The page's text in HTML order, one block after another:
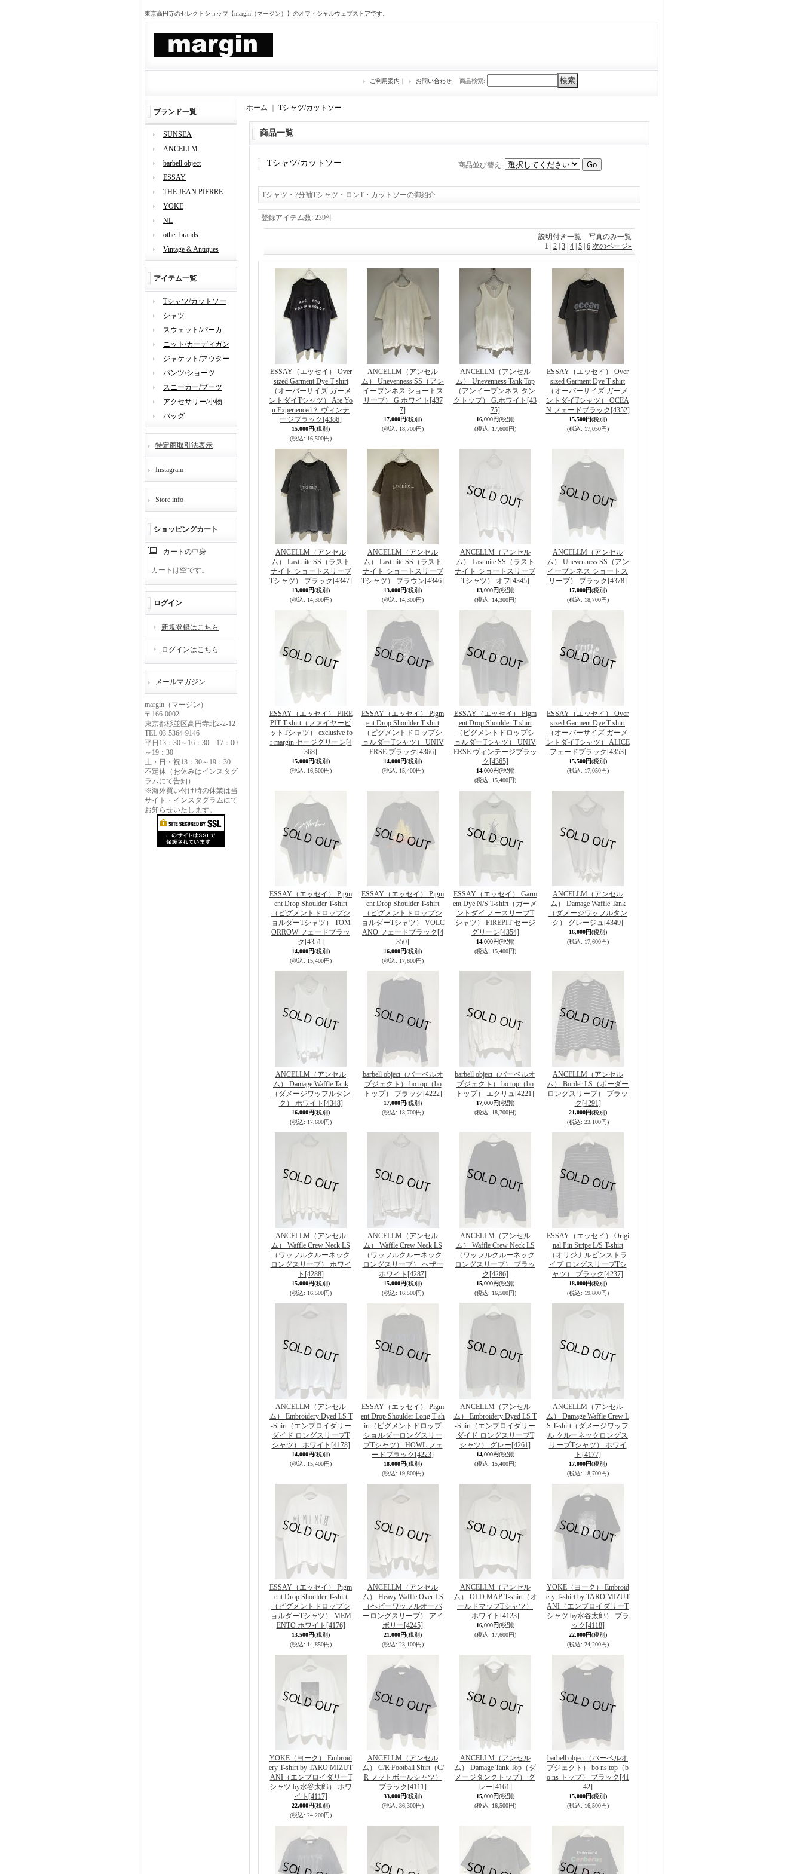
東京高円寺のセレクトショップ【margin（マージン）】のオフィシャルウェブストアです。
ご利用案内 ｜ お問い合わせ 商品検索:
ブランド一覧
SUNSEA
ANCELLM
barbell object
ESSAY
THE JEAN PIERRE
YOKE
NL
other brands
Vintage & Antiques
アイテム一覧
Tシャツ/カットソー
シャツ
スウェット/パーカ
ニット/カーディガン
ジャケット/アウター
パンツ/ショーツ
スニーカー/ブーツ
アクセサリー/小物
バッグ
特定商取引法表示
Instagram
Store info
ショッピングカート
カートの中身
カートは空です。
ログイン
新規登録はこちら
ログインはこちら
メールマガジン
margin（マージン）
〒166-0002
東京都杉並区高円寺北2-2-12
TEL 03-5364-9146
平日13：30～16：30 17：00
～19：30
土・日・祝13：30～19：30
不定休（お休みはインスタグ
ラムにて告知）
※海外買い付け時の休業は当
サイト・インスタグラムにて
お知らせいたします。
ホーム Tシャツ/カットソー
商品一覧
Tシャツ/カットソー 商品並び替え :
Tシャツ・7分袖Tシャツ・ロンT・カットソーの御紹介
登録アイテム数: 239件
説明付き一覧 写真のみ一覧
1 2 3 4 5 6 次のページ»
ESSAY（エッセイ） Over
sized Garment Dye T-shirt
（オーバーサイズ ガーメ
ントダイTシャツ） Are Yo
u Experienced？ ヴィンテ
ージブラック [4386]
15,000円(税別)
(税込: 16,500円)
ANCELLM（アンセル
ム） Unevenness SS（アン
イーブンネス ショートス
リーブ） G.ホワイト [437
7]
17,000円(税別)
(税込: 18,700円)
ANCELLM（アンセル
ム） Unevenness Tank Top
（アンイーブンネス タン
クトップ） G.ホワイト [43
75]
16,000円(税別)
(税込: 17,600円)
ESSAY（エッセイ） Over
sized Garment Dye T-shirt
（オーバーサイズ ガーメ
ントダイTシャツ） OCEA
N フェードブラック [4352]
15,500円(税別)
(税込: 17,050円)
ANCELLM（アンセル
ム） Last nite SS（ラスト
ナイト ショートスリーブ
Tシャツ） ブラック [4347]
13,000円(税別)
(税込: 14,300円)
ANCELLM（アンセル
ム） Last nite SS（ラスト
ナイト ショートスリーブ
Tシャツ） ブラウン[4346]
13,000円(税別)
(税込: 14,300円)
ANCELLM（アンセル
ム） Last nite SS（ラスト
ナイト ショートスリーブ
Tシャツ） オフ[4345]
13,000円(税別)
(税込: 14,300円)
ANCELLM（アンセル
ム） Unevenness SS（アン
イーブンネス ショートス
リーブ） ブラック [4378]
17,000円(税別)
(税込: 18,700円)
ESSAY（エッセイ） FIRE
PIT T-shirt（ファイヤーピ
ットTシャツ） exclusive fo
r margin セージグリーン[4
368]
15,000円(税別)
(税込: 16,500円)
ESSAY（エッセイ） Pigm
ent Drop Shoulder T-shirt
（ピグメントドロップシ
ョルダーTシャツ） UNIV
ERSE ブラック [4366]
14,000円(税別)
(税込: 15,400円)
ESSAY（エッセイ） Pigm
ent Drop Shoulder T-shirt
（ピグメントドロップシ
ョルダーTシャツ） UNIV
ERSE ヴィンテージブラッ
ク [4365]
14,000円(税別)
(税込: 15,400円)
ESSAY（エッセイ） Over
sized Garment Dye T-shirt
（オーバーサイズ ガーメ
ントダイTシャツ） ALICE
フェードブラック [4353]
15,500円(税別)
(税込: 17,050円)
ESSAY（エッセイ） Pigm
ent Drop Shoulder T-shirt
（ピグメントドロップシ
ョルダーTシャツ） TOM
ORROW フェードブラッ
ク [4351]
14,000円(税別)
(税込: 15,400円)
ESSAY（エッセイ） Pigm
ent Drop Shoulder T-shirt
（ピグメントドロップシ
ョルダーTシャツ） VOLC
ANO フェードブラック [4
350]
16,000円(税別)
(税込: 17,600円)
ESSAY（エッセイ） Garm
ent Dye N/S T-shirt（ガーメ
ントダイ ノースリーブT
シャツ） FIREPIT セージ
グリーン[4354]
14,000円(税別)
(税込: 15,400円)
ANCELLM（アンセル
ム） Damage Waffle Tank
（ダメージワッフルタン
ク） グレージュ[4349]
16,000円(税別)
(税込: 17,600円)
ANCELLM（アンセル
ム） Damage Waffle Tank
（ダメージワッフルタン
ク） ホワイト [4348]
16,000円(税別)
(税込: 17,600円)
barbell object（バーベルオ
ブジェクト） bo top（bo
トップ） ブラック [4222]
17,000円(税別)
(税込: 18,700円)
barbell object（バーベルオ
ブジェクト） bo top（bo
トップ） エクリュ[4221]
17,000円(税別)
(税込: 18,700円)
ANCELLM（アンセル
ム） Border LS（ボーダー
ロングスリーブ） ブラッ
ク [4291]
21,000円(税別)
(税込: 23,100円)
ANCELLM（アンセル
ム） Waffle Crew Neck LS
（ワッフルクルーネック
ロングスリーブ） ホワイ
ト [4288]
15,000円(税別)
(税込: 16,500円)
ANCELLM（アンセル
ム） Waffle Crew Neck LS
（ワッフルクルーネック
ロングスリーブ） ヘザー
ホワイト [4287]
15,000円(税別)
(税込: 16,500円)
ANCELLM（アンセル
ム） Waffle Crew Neck LS
（ワッフルクルーネック
ロングスリーブ） ブラッ
ク [4286]
15,000円(税別)
(税込: 16,500円)
ESSAY（エッセイ） Origi
nal Pin Stripe L/S T-shirt
（オリジナルピンストラ
イプ ロングスリーブTシ
ャツ） ブラック [4237]
18,000円(税別)
(税込: 19,800円)
ANCELLM（アンセル
ム） Embroidery Dyed LS T
-Shirt（エンブロイダリー
ダイド ロングスリーブT
シャツ） ホワイト [4178]
14,000円(税別)
(税込: 15,400円)
ESSAY（エッセイ） Pigm
ent Drop Shoulder Long T-sh
irt（ピグメントドロップ
ショルダーロングスリー
ブTシャツ） HOWL フェ
ードブラック [4223]
18,000円(税別)
(税込: 19,800円)
ANCELLM（アンセル
ム） Embroidery Dyed LS T
-Shirt（エンブロイダリー
ダイド ロングスリーブT
シャツ） グレー[4261]
14,000円(税別)
(税込: 15,400円)
ANCELLM（アンセル
ム） Damage Waffle Crew L
S T-shirt（ダメージワッフ
ル クルーネックロングス
リーブTシャツ） ホワイ
ト [4177]
17,000円(税別)
(税込: 18,700円)
ESSAY（エッセイ） Pigm
ent Drop Shoulder T-shirt
（ピグメントドロップシ
ョルダーTシャツ） MEM
ENTO ホワイト [4176]
13,500円(税別)
(税込: 14,850円)
ANCELLM（アンセル
ム） Heavy Waffle Over LS
（ヘビーワッフルオーバ
ーロングスリーブ） アイ
ボリー[4245]
21,000円(税別)
(税込: 23,100円)
ANCELLM（アンセル
ム） OLD MAP T-shirt（オ
ールドマップTシャツ）
ホワイト [4123]
16,000円(税別)
(税込: 17,600円)
YOKE（ヨーク） Embroid
ery T-shirt by TARO MIZUT
ANI（エンブロイダリーT
シャツ by水谷太郎） ブラ
ック [4118]
22,000円(税別)
(税込: 24,200円)
YOKE（ヨーク） Embroid
ery T-shirt by TARO MIZUT
ANI（エンブロイダリーT
シャツ by水谷太郎） ホワ
イト [4117]
22,000円(税別)
(税込: 24,200円)
ANCELLM（アンセル
ム） C/R Football Shirt（C/
R フットボールシャツ）
ブラック [4111]
33,000円(税別)
(税込: 36,300円)
ANCELLM（アンセル
ム） Damage Tank Top（ダ
メージタンクトップ） グ
レー[4161]
15,000円(税別)
(税込: 16,500円)
barbell object（バーベルオ
ブジェクト） bo ns top（b
o ns トップ） ブラック [41
42]
15,000円(税別)
(税込: 16,500円)